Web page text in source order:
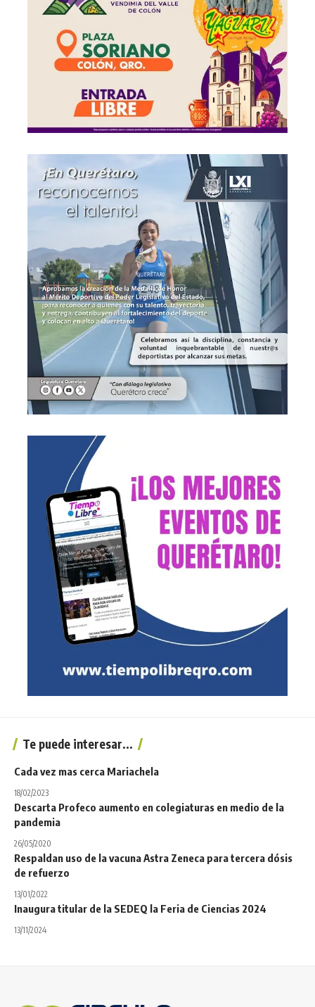
Te puede interesar...
Cada vez mas cerca Mariachela
18/02/2023
Descarta Profeco aumento en colegiaturas en medio de la
pandemia
26/05/2020
Respaldan uso de la vacuna Astra Zeneca para tercera dósis
de refuerzo
13/01/2022
Inaugura titular de la SEDEQ la Feria de Ciencias 2024
13/11/2024